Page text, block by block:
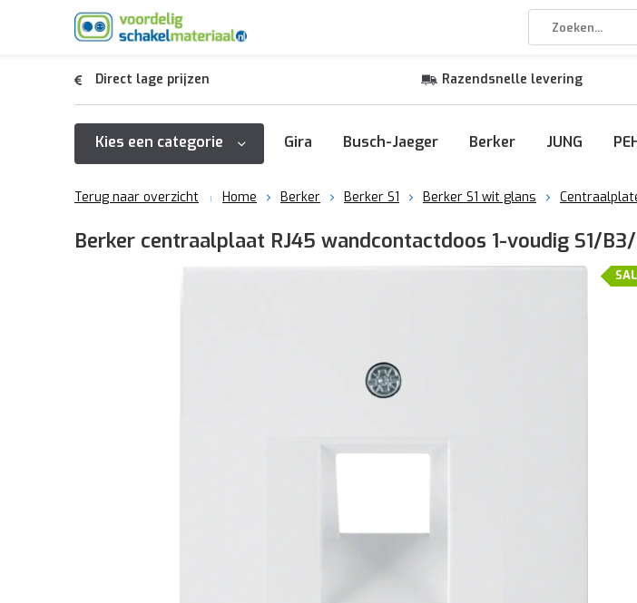
Direct lage prijzen Razendsnelle levering
Kies een categorie Gira Busch-Jaeger Berker JUNG
Terug naar overzicht Home Berker Berker S1 Berker S1 wit glans
Berker centraalplaat RJ45 wandcontactdoos 1-voudig S1/